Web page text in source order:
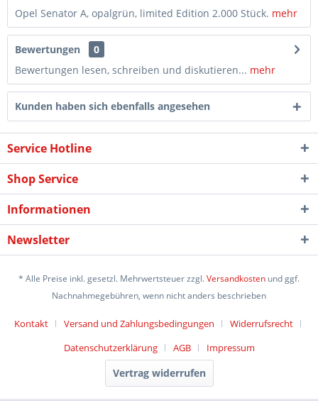
Opel Senator A, opalgrün, limited Edition 2.000 Stück. mehr
Bewertungen
0
Bewertungen lesen, schreiben und diskutieren... mehr
Kunden haben sich ebenfalls angesehen
Service Hotline
Shop Service
Informationen
Newsletter
* Alle Preise inkl. gesetzl. Mehrwertsteuer zzgl.Versandkosten und ggf.
Nachnahmegebühren, wenn nicht anders beschrieben
Kontakt Versand und Zahlungsbedingungen
Widerrufsrecht
Datenschutzerklärung
AGB Impressum
Vertrag widerrufen